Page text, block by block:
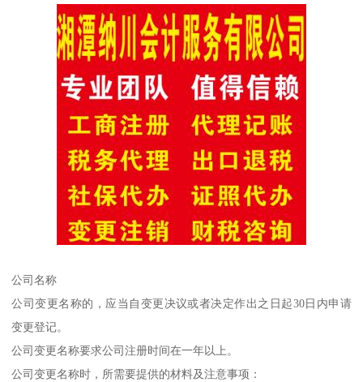
公司名称
公司变更名称的，应当自变更决议或者决定作出之日起30日内申请
变更登记。
公司变更名称要求公司注册时间在一年以上。
公司变更名称时，所需要提供的材料及注意事项：